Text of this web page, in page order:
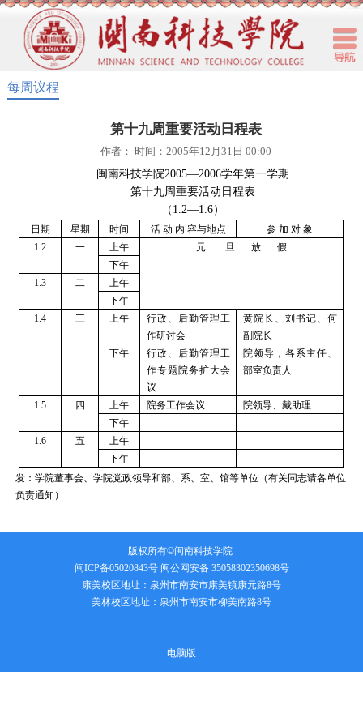
每周议程
第十九周重要活动日程表
作者： 时间：2005年12月31日 00:00
闽南科技学院2005—2006学年第一学期
第十九周重要活动日程表
（ 1.2—1.6）
日期 星期 时间 活 动 内 容与地点 参 加 对 象
1.2
一 上午 元 旦 放
假
下午
1.3
二
上午
下午
1.4
三 上午
行政、后勤管理工
作研讨会
黄院长、刘书记、何
副院长
下午
行政、后勤管理工
作专题院务扩大会
议
院领导，各系主任、
部室负责人
1.5 四 上午 院务工作会议
院领导、戴助理
下午
1.6
五
上午
下午
发：学院董事会、学院党政领导和部、系、室、馆等单位（有关同志请各单位
负责通知）
版权所有©闽南科技学院
闽ICP备05020843号 闽公网安备 35058302350698号
康美校区地址：泉州市南安市康美镇康元路8号
美林校区地址：泉州市南安市柳美南路8号
电脑版